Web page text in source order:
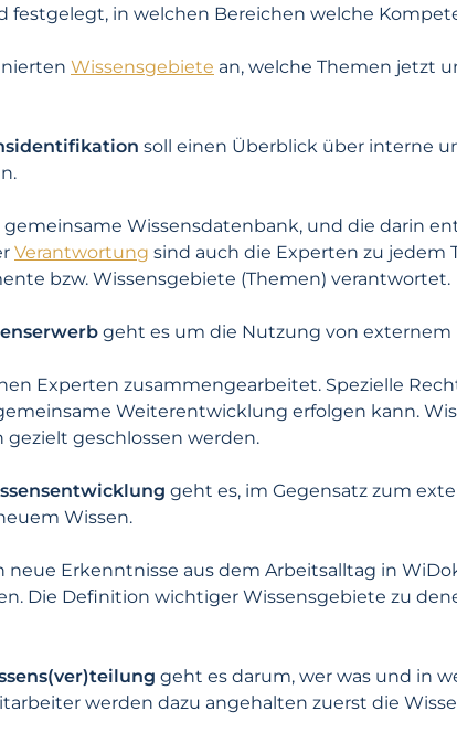
festgelegt, in welchen Bereichen welche
Wissensgebiete an, welche Themen jetzt
soll einen Überblick über interne
Wissensdatenbank, und die darin
Verantwortung sind auch die Experten zu jedem
bzw. Wissensgebiete (Themen) verantwortet.
geht es um die Nutzung von
Experten zusammengearbeitet. Spezielle
Weiterentwicklung erfolgen kann.
geschlossen werden.
geht es, im Gegensatz zum
Wissen.
neue Erkenntnisse aus dem Arbeitsalltag in
Die Definition wichtiger Wissensgebiete zu
geht es darum, wer was und in
werden dazu angehalten zuerst die